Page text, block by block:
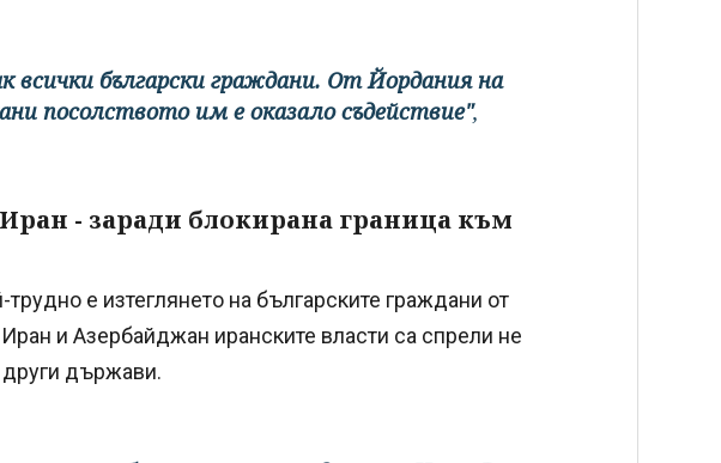
български граждани. От Йордания на
посолството им е оказало съдействие",
- заради блокирана граница към
е изтеглянето на българските граждани от
и Азербайджан иранските власти са спрели не
други държави.